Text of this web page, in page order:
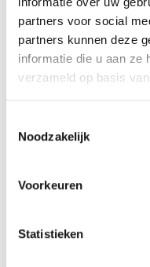
partners voor social
partners kunnen deze
informatie die u aan ze
verzameld op basis
Noodzakelijk
Voorkeuren
Statistieken
€ 3,39